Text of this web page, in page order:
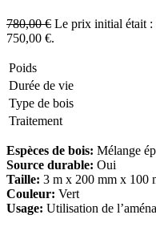
780,00€ Le prix initial était :
750,00 €.
Poids
Durée de vie
Type de bois
Traitement
Espèces de bois: Mélange
Source durable: Oui
Taille: 3 m x 200 mm x 100
Couleur: Vert
Usage: Utilisation de